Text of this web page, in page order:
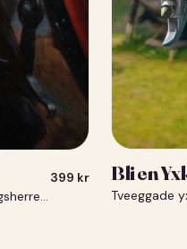
Vargskinn, ringbrynja & sköld — du som nordisk krigsherre ⚔️
399 kr Bli en
Tveeggade